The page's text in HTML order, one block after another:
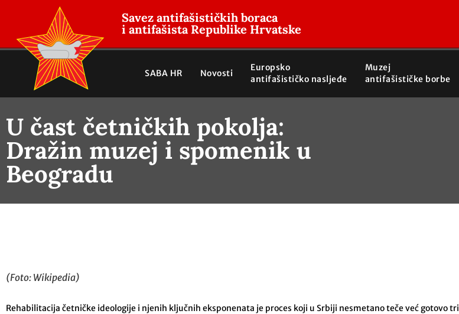
Savez antifašističkih boraca
i antifašista Republike Hrvatske
SABA HR Novosti
Europsko
antifašističko nasljeđe
Muzej
antifašističke borbe
U čast četničkih pokolja:
Dražin muzej i spomenik u
Beogradu
(Foto: Wikipedia)
Rehabilitacija četničke ideologije i njenih ključnih eksponenata je proces koji u Srbiji nesmetano teče već gotovo tri